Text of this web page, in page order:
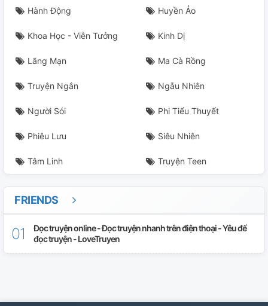
Hành Động Huyền Ảo
Khoa Học - Viễn Tưởng Kinh Dị
Lãng Mạn Ma Cà Rồng
Truyện Ngắn Ngẫu Nhiên
Người Sói Phi Tiểu Thuyết
Phiêu Lưu Siêu Nhiên
Tâm Linh Truyện Teen
FRIENDS
Đọc truyện online - Đọc truyện nhanh trên điện thoại - Yêu để
đọc truyện - LoveTruyen